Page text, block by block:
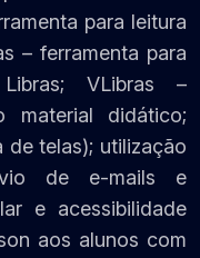
para leitura
– ferramenta para
VLibras –
material didático;
de telas); utilização
de e-mails e
e acessibilidade
aos alunos com